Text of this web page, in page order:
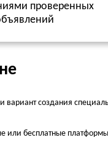
проверенных
создания
или бесплатные